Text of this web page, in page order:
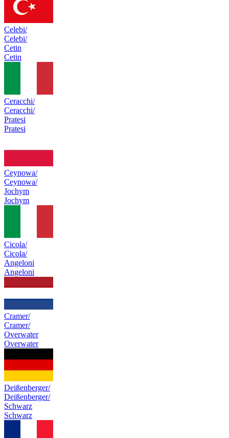
Celebi/
Celebi/
Cetin
Cetin
Ceracchi/
Ceracchi/
Pratesi
Pratesi
Ceynowa/
Ceynowa/
Jochym
Jochym
Cicola/
Cicola/
Angeloni
Angeloni
Cramer/
Cramer/
Overwater
Overwater
Deißenberger/
Deißenberger/
Schwarz
Schwarz